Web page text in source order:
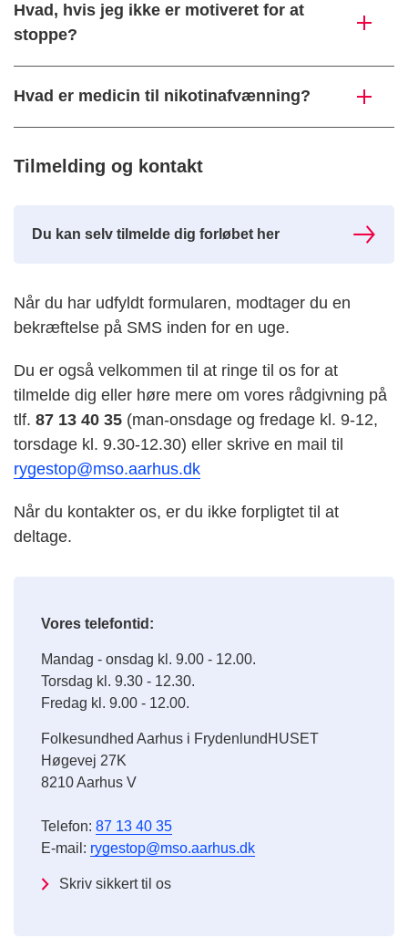
Hvad, hvis jeg ikke er motiveret for at
stoppe?
Hvad er medicin til nikotinafvænning?
Tilmelding og kontakt
Du kan selv tilmelde dig forløbet her
Når du har udfyldt formularen, modtager du en
bekræftelse på SMS inden for en uge.
Du er også velkommen til at ringe til os for at
tilmelde dig eller høre mere om vores rådgivning på
tlf. 87 13 40 35 (man-onsdage og fredage kl. 9-12,
torsdage kl. 9.30-12.30) eller skrive en mail til
rygestop@mso.aarhus.dk
Når du kontakter os, er du ikke forpligtet til at
deltage.
Vores telefontid:
Mandag - onsdag kl. 9.00 - 12.00.
Torsdag kl. 9.30 - 12.30.
Fredag kl. 9.00 - 12.00.
Folkesundhed Aarhus i FrydenlundHUSET
Høgevej 27K
8210 Aarhus V
Telefon: 87 13 40 35
E-mail: rygestop@mso.aarhus.dk
Skriv sikkert til os